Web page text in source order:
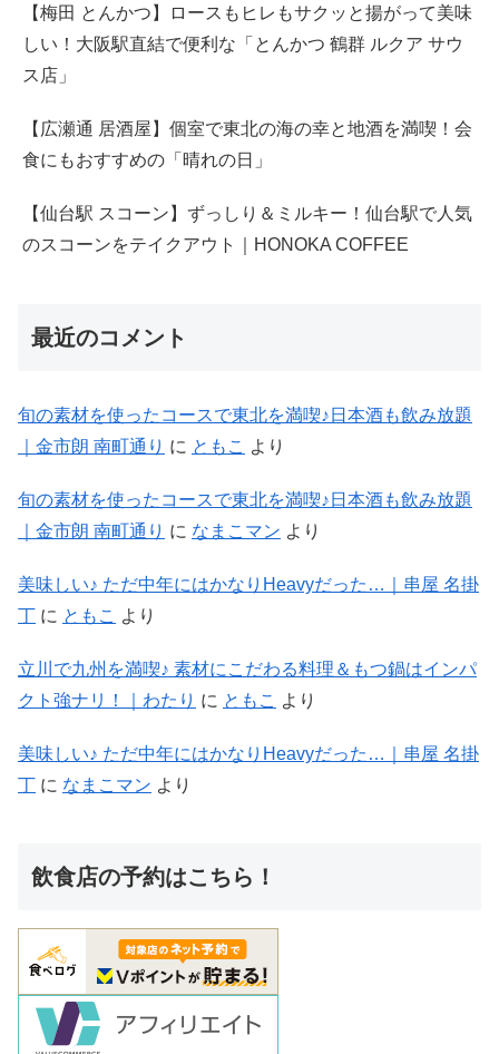
【梅田 とんかつ】ロースもヒレもサクッと揚がって美味
しい！大阪駅直結で便利な「とんかつ 鶴群 ルクア サウ
ス店」
【広瀬通 居酒屋】個室で東北の海の幸と地酒を満喫！会
食にもおすすめの「晴れの日」
【仙台駅 スコーン】ずっしり＆ミルキー！仙台駅で人気
のスコーンをテイクアウト｜HONOKA COFFEE
最近のコメント
旬の素材を使ったコースで東北を満喫♪日本酒も飲み放題
｜金市朗 南町通り に ともこ より
旬の素材を使ったコースで東北を満喫♪日本酒も飲み放題
｜金市朗 南町通り に なまこマン より
美味しい♪ ただ中年にはかなりHeavyだった…｜串屋 名掛
丁 に ともこ より
立川で九州を満喫♪ 素材にこだわる料理＆もつ鍋はインパ
クト強ナリ！｜わたり に ともこ より
美味しい♪ ただ中年にはかなりHeavyだった…｜串屋 名掛
丁 に なまこマン より
飲食店の予約はこちら！